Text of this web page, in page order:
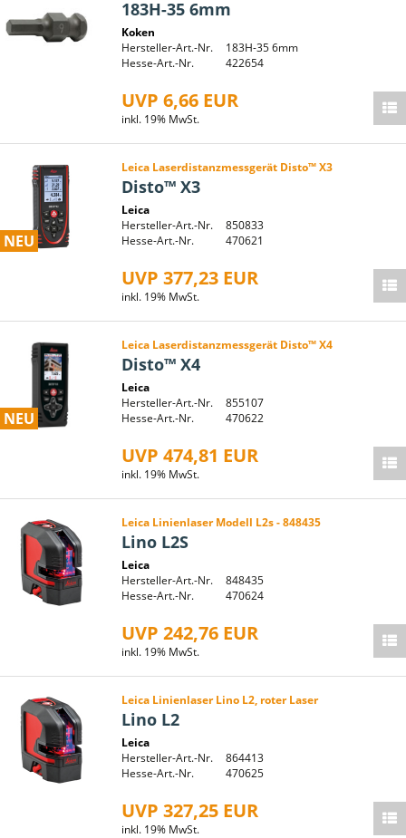
183H-35 6mm
Koken
Hersteller-Art.-Nr.
183H-35 6mm
Hesse-Art.-Nr.
422654
UVP 6,66 EUR
inkl. 19% MwSt.
NEU
Leica Laserdistanzmessgerät Disto™ X3
Disto™ X3
Leica
Hersteller-Art.-Nr.
850833
Hesse-Art.-Nr.
470621
UVP 377,23 EUR
inkl. 19% MwSt.
NEU
Leica Laserdistanzmessgerät Disto™ X4
Disto™ X4
Leica
Hersteller-Art.-Nr.
855107
Hesse-Art.-Nr.
470622
UVP 474,81 EUR
inkl. 19% MwSt.
Leica Linienlaser Modell L2s - 848435
Lino L2S
Leica
Hersteller-Art.-Nr.
848435
Hesse-Art.-Nr.
470624
UVP 242,76 EUR
inkl. 19% MwSt.
Leica Linienlaser Lino L2, roter Laser
Lino L2
Leica
Hersteller-Art.-Nr.
864413
Hesse-Art.-Nr.
470625
UVP 327,25 EUR
inkl. 19% MwSt.